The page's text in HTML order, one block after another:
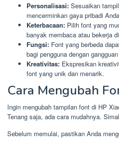
Personalisasi: Sesuaikan
mencerminkan gaya pribadi
Keterbacaan: Pilih font yang
banyak membaca atau bekerja
Fungsi: Font yang berbeda
bagi pengguna dengan
Kreativitas: Ekspresikan
font yang unik dan menarik.
Cara Mengubah
Ingin mengubah tampilan font di HP
Tenang saja, ada cara mudahnya.
Sebelum memulai, pastikan Anda